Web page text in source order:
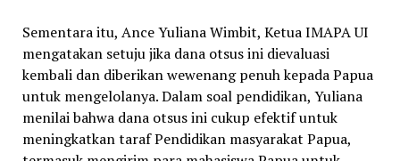
Sementara itu, Ance Yuliana Wimbit, Ketua IMAPA UI
mengatakan setuju jika dana otsus ini dievaluasi
kembali dan diberikan wewenang penuh kepada Papua
untuk mengelolanya. Dalam soal pendidikan, Yuliana
menilai bahwa dana otsus ini cukup efektif untuk
meningkatkan taraf Pendidikan masyarakat Papua,